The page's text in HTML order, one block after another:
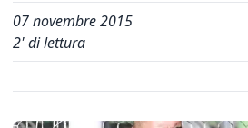
07 novembre 2015
2' di lettura